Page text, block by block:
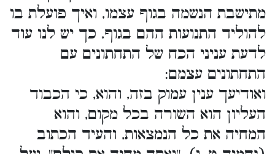
מתישבת הנשמה בגוף עצמו, ואיך פועלת בו
להוליד התנועות ההם בגוף, כך יש לנו עוד
לדעת עניני הכח של התחתונים עם
התחתונים עצמם:
ואודיעך ענין עמוק בזה, והוא, כי הכבוד
העליון הוא השורה בכל מקום, והוא
המחיה את כל הנמצאות, והעיד הכתוב